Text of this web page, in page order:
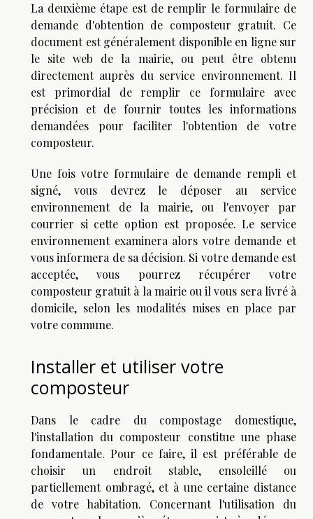
La deuxième étape est de remplir le formulaire de
demande d'obtention de composteur gratuit. Ce
document est généralement disponible en ligne sur
le site web de la mairie, ou peut être obtenu
directement auprès du service environnement. Il
est primordial de remplir ce formulaire avec
précision et de fournir toutes les informations
demandées pour faciliter l'obtention de votre
composteur.
Une fois votre formulaire de demande rempli et
signé, vous devrez le déposer au service
environnement de la mairie, ou l'envoyer par
courrier si cette option est proposée. Le service
environnement examinera alors votre demande et
vous informera de sa décision. Si votre demande est
acceptée, vous pourrez récupérer votre
composteur gratuit à la mairie ou il vous sera livré à
domicile, selon les modalités mises en place par
votre commune.
Installer et utiliser votre
composteur
Dans le cadre du compostage domestique,
l'installation du composteur constitue une phase
fondamentale. Pour ce faire, il est préférable de
choisir un endroit stable, ensoleillé ou
partiellement ombragé, et à une certaine distance
de votre habitation. Concernant l'utilisation du